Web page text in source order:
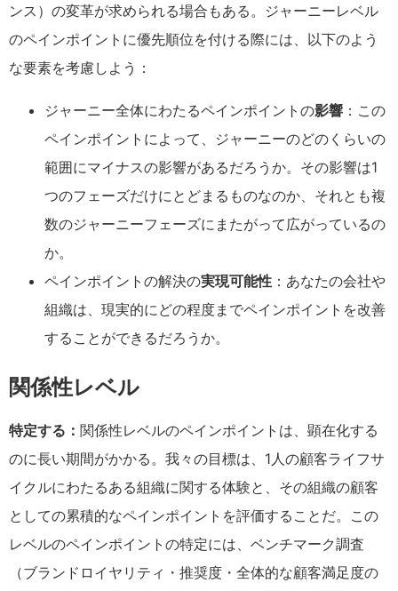
ンス）の変革が求められる場合もある。ジャーニーレベル
のペインポイントに優先順位を付ける際には、以下のよう
な要素を考慮しよう：
ジャーニー全体にわたるペインポイントの影響 ：この
ペインポイントによって、ジャーニーのどのくらいの
範囲にマイナスの影響があるだろうか。その影響は1
つのフェーズだけにとどまるものなのか、それとも複
数のジャーニーフェーズにまたがって広がっているの
か。
ペインポイントの解決の実現可能性 ：あなたの会社や
組織は、現実的にどの程度までペインポイントを改善
することができるだろうか。
関係性レベル
特定する： 関係性レベルのペインポイントは、顕在化する
のに長い期間がかかる。我々の目標は、1人の顧客ライフサ
イクルにわたるある組織に関する体験と、その組織の顧客
としての累積的なペインポイントを評価することだ。この
レベルのペインポイントの特定には、ベンチマーク調査
（ブランドロイヤリティ・推奨度・全体的な顧客満足度の